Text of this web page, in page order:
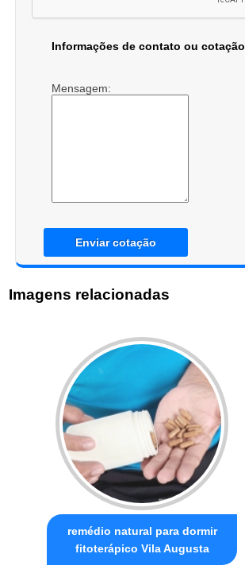
Informações de contato ou cotação
Mensagem:
Enviar cotação
Imagens relacionadas
remédio natural para dormir
fitoterápico Vila Augusta